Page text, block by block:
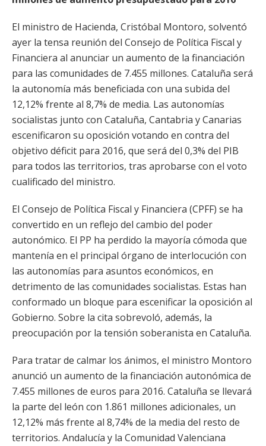
El ministro de Hacienda, Cristóbal Montoro, solventó
ayer la tensa reunión del Consejo de Política Fiscal y
Financiera al anunciar un aumento de la financiación
para las comunidades de 7.455 millones. Cataluña será
la autonomía más beneficiada con una subida del
12,12% frente al 8,7% de media. Las autonomías
socialistas junto con Cataluña, Cantabria y Canarias
escenificaron su oposición votando en contra del
objetivo déficit para 2016, que será del 0,3% del PIB
para todos las territorios, tras aprobarse con el voto
cualificado del ministro.
El Consejo de Política Fiscal y Financiera (CPFF) se ha
convertido en un reflejo del cambio del poder
autonómico. El PP ha perdido la mayoría cómoda que
mantenía en el principal órgano de interlocución con
las autonomías para asuntos económicos, en
detrimento de las comunidades socialistas. Estas han
conformado un bloque para escenificar la oposición al
Gobierno. Sobre la cita sobrevoló, además, la
preocupación por la tensión soberanista en Cataluña.
Para tratar de calmar los ánimos, el ministro Montoro
anunció un aumento de la financiación autonómica de
7.455 millones de euros para 2016. Cataluña se llevará
la parte del león con 1.861 millones adicionales, un
12,12% más frente al 8,74% de la media del resto de
territorios. Andalucía y la Comunidad Valenciana